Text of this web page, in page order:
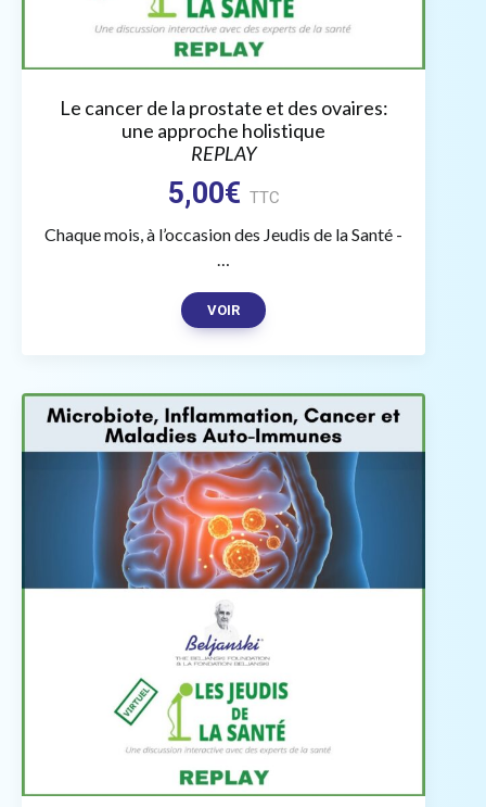
Le cancer de la prostate et des ovaires:
une approche holistique
REPLAY
5,00€ TTC
Chaque mois, à l’occasion des Jeudis de la Santé -
…
VOIR